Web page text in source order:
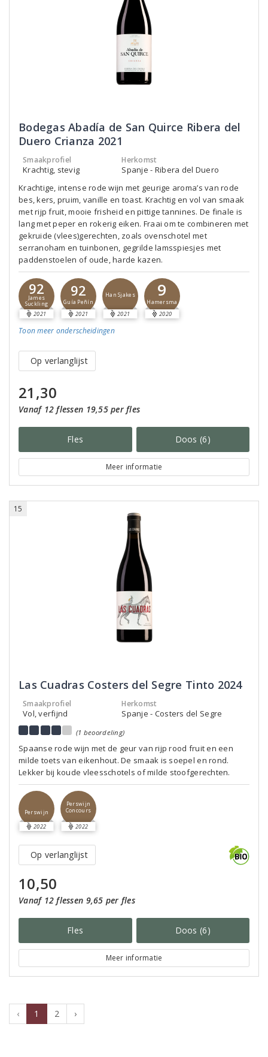
Bodegas Abadía de San Quirce Ribera del
Duero Crianza 2021
Smaakprofiel
Krachtig, stevig
Herkomst
Spanje - Ribera del Duero
Krachtige, intense rode wijn met geurige aroma’s van rode
bes, kers, pruim, vanille en toast. Krachtig en vol van smaak
met rijp fruit, mooie frisheid en pittige tannines. De finale is
lang met peper en rokerig eiken. Fraai om te combineren met
gekruide (vlees)gerechten, zoals ovenschotel met
serranoham en tuinbonen, gegrilde lamsspiesjes met
paddenstoelen of oude, harde kazen.
92
James
Suckling
2021
92
Guía Peñín
2021
Han Sjakes
2021
9
Hamersma
2020
Toon meer onderscheidingen
Op verlanglijst
21,30
Vanaf 12 flessen 19,55 per fles
Fles Doos (6)
Meer informatie
15
Las Cuadras Costers del Segre Tinto 2024
Smaakprofiel
Vol, verfijnd
Herkomst
Spanje - Costers del Segre
(1 beoordeling)
Spaanse rode wijn met de geur van rijp rood fruit en een
milde toets van eikenhout. De smaak is soepel en rond.
Lekker bij koude vleesschotels of milde stoofgerechten.
Perswijn
2022
Perswijn
Concours
2022
Op verlanglijst
10,50
Vanaf 12 flessen 9,65 per fles
Fles Doos (6)
Meer informatie
‹ 1 2 ›